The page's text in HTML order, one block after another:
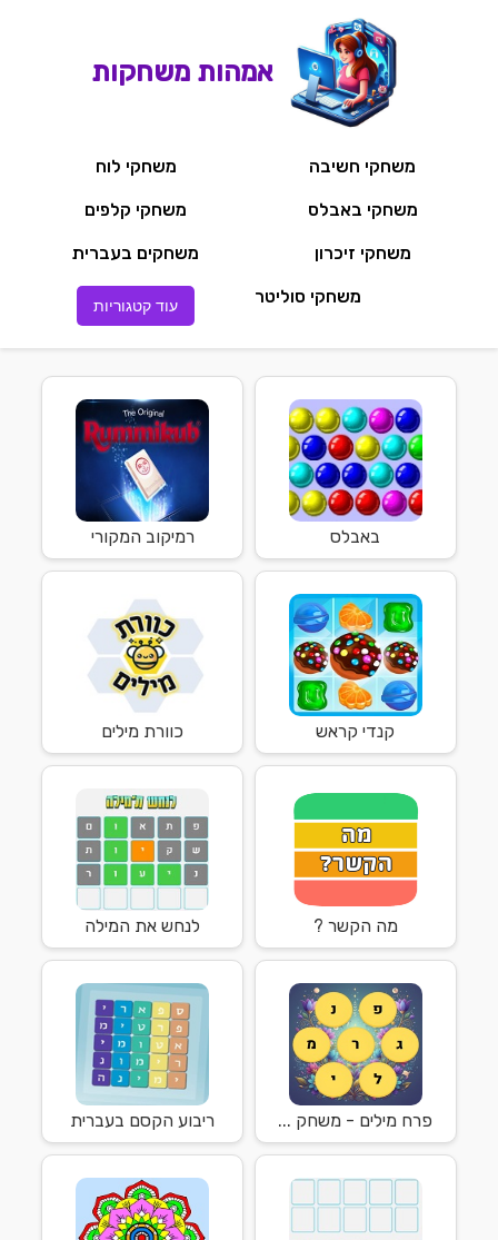
אמהות משחקות
משחקי חשיבה משחקי לוח
משחקי באבלס משחקי קלפים
משחקי זיכרון משחקים בעברית
משחקי סוליטר עוד קטגוריות
באבלס רמיקוב המקורי
קנדי קראש כוורת מילים
מה הקשר ? לנחש את המילה
פרח מילים - משחק ... ריבוע הקסם בעברית